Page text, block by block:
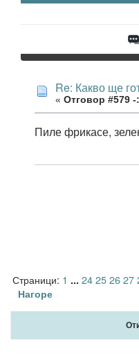
Re: Какво ще
« Отговор #579 -:
Пиле фрикасе,
Страници: 1 ... 24252627
Нагоре